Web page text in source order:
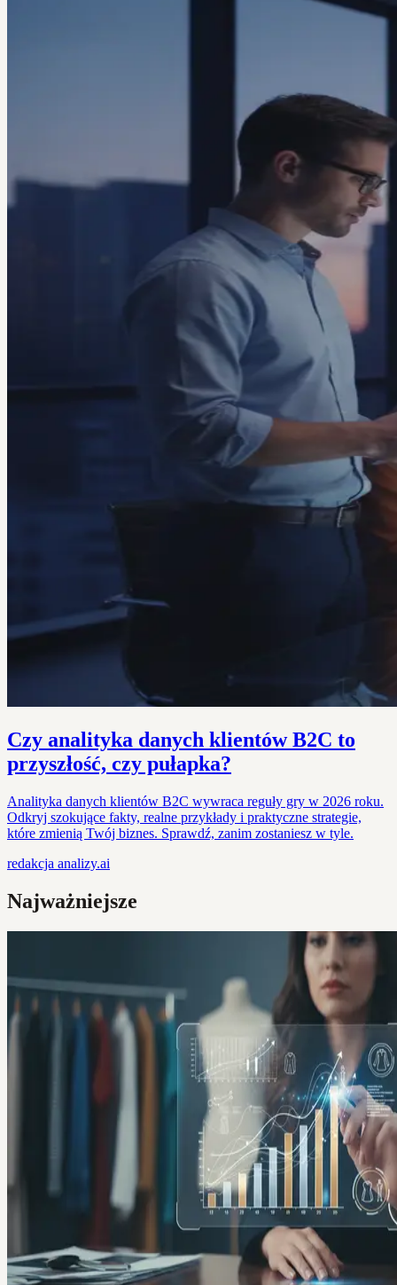
Czy analityka danych klientów B2C to
przyszłość, czy pułapka?
Analityka danych klientów B2C wywraca reguły gry w 2026 roku.
Odkryj szokujące fakty, realne przykłady i praktyczne strategie,
które zmienią Twój biznes. Sprawdź, zanim zostaniesz w tyle.
redakcja analizy.ai
Najważniejsze